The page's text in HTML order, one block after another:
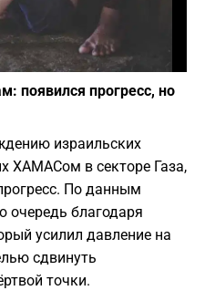
Фото: depositphotos.com
появился прогресс, но
израильских
ХАМАСом в секторе Газа,
По данным
очередь благодаря
усилил давление на
сдвинуть
точки.